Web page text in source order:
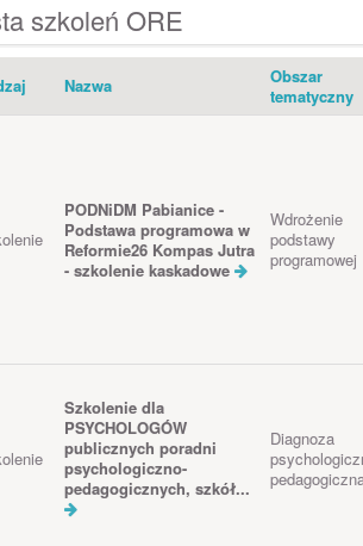
szkoleń ORE
Nazwa
Obszar
tematyczny
PODNiDM Pabianice -
Podstawa programowa w
Reformie26 Kompas Jutra
- szkolenie kaskadowe
Wdrożenie
podstawy
programowej
Szkolenie dla
PSYCHOLOGÓW
publicznych poradni
psychologiczno-
pedagogicznych, szkół...
Diagnoza